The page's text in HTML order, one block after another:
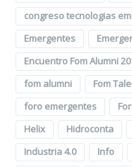
congreso tecnologias
Emergentes
Encuentro Fom Alumni
fom alumni
Fom
foro emergentes
Helix
Hidroconta
Industria 4.0
Info